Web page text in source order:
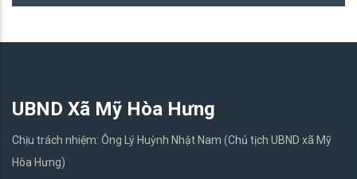
UBND Xã Mỹ Hòa Hưng
Chịu trách nhiệm: Ông Lý Huỳnh Nhật Nam (Chủ tịch UBND xã Mỹ
Hòa Hưng)